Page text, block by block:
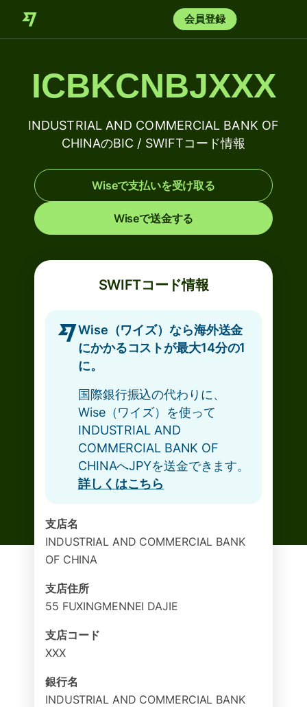
会員登録
ICBKCNBJXXX
INDUSTRIAL AND COMMERCIAL BANK OF
CHINAのBIC / SWIFTコード情報
Wiseで支払いを受け取る
Wiseで送金する
SWIFTコード情報
Wise（ワイズ）なら海外送金
にかかるコストが最大14分の1
に。
国際銀行振込の代わりに、
Wise（ワイズ）を使って
INDUSTRIAL AND
COMMERCIAL BANK OF
CHINAへJPYを送金できます。
詳しくはこちら
支店名
INDUSTRIAL AND COMMERCIAL BANK
OF CHINA
支店住所
55 FUXINGMENNEI DAJIE
支店コード
XXX
銀行名
INDUSTRIAL AND COMMERCIAL BANK